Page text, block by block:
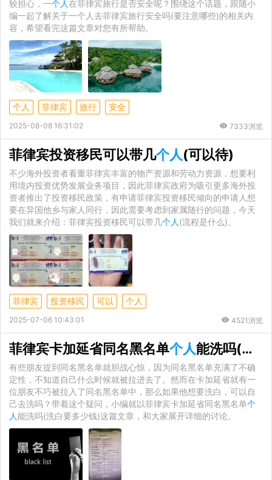
较担心，一个人在菲律宾旅行是否安全呢？围绕这个话题，跟随小
编一起了解关于一个人去菲律宾旅行安全吗(要注意哪些)的相关内
容，希望看完这篇文章对您有所帮助。
个人 菲律宾 旅行 安全
2025-08-08 16:31:02 7333浏览
菲律宾投资移民可以带几个人(可以待)
不少海外投资者看重菲律宾丰富的物产资源和劳动力资源，想要利
用境内投资优势发展业务项目，因此菲律宾政府为吸引更多海外投
资者推出了投资移民政策，有申请菲律宾投资移民倾向的申请人想
要在异国他乡与家人同行，因此需要考虑到家属随行的问题，今天
我们就来介绍：菲律宾投资移民可以带几个人 (流程是什么)。
菲律宾 投资移民 可以 个人
2025-07-06 10:43:01 4521浏览
菲律宾卡加延省同名黑名单个人能洗吗(洗白要多少钱)
有些朋友提到同名黑名单就胆战心惊，因为同名黑名单充满了不确
定性，不知道自己什么时候就被拉进去了。然而在卡加延省就有一
位朋友不巧被拉入了同名黑名单中，那么如果他想要洗白，可以自
己去洗吗？带着这个疑问，小编就以菲律宾卡加延省同名黑名单个
人能洗吗(洗白要多少钱)这篇文章，和大家展开详细的讨论。